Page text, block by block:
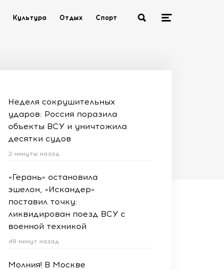
Культура Отдых Спорт
Неделя сокрушительных
ударов: Россия поразила
объекты ВСУ и уничтожила
десятки судов
2 минуты назад
«Герань» остановила
эшелон, «Искандер»
поставил точку:
ликвидирован поезд ВСУ с
военной техникой
49 минут назад
Молния! В Москве